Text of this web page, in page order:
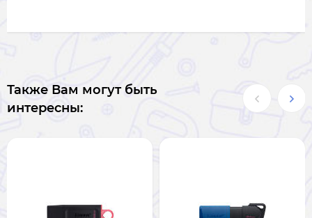
Также Вам могут быть
интересны: